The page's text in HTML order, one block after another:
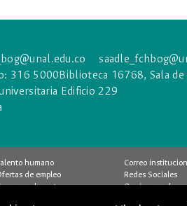
316 5000 Biblioteca 16768, Sala
Edificio 229
humano
de empleo
docente
Correo
Redes Sociales
Quejas y